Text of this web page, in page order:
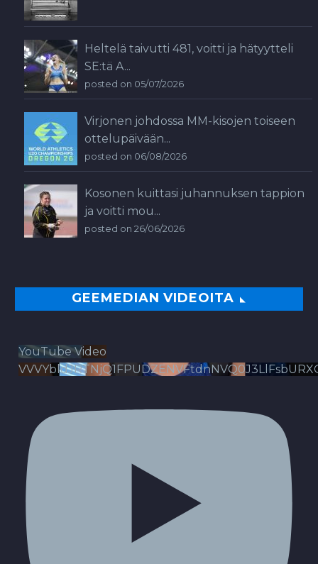
Heltelä taivutti 481, voitti ja hätyytteli
SE:tä A...
posted on 05/07/2026
Virjonen johdossa MM-kisojen toiseen
ottelupäivään...
posted on 06/08/2026
Kosonen kuittasi juhannuksen tappion
ja voitti mou...
posted on 26/06/2026
GEEMEDIAN VIDEOITA
YouTube Video